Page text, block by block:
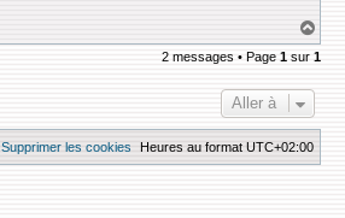
a
u
2 messages • Page 1 sur 1
Aller à
Heures au format UTC+02:00
Supprimer les cookies